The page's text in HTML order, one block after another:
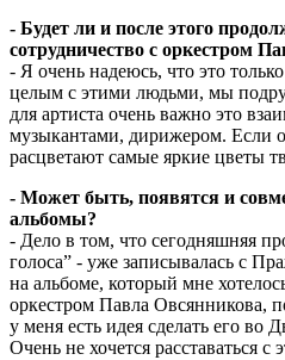
- Будет ли и после этого
сотрудничество с оркестром
- Я очень надеюсь, что это
целым с этими людьми, мы
для артиста очень важно это
музыкантами, дирижером. Если
расцветают самые яркие цветы
- Может быть, появятся и
альбомы?
- Дело в том, что сегодняшняя
голоса” - уже записывалась с
на альбоме, который мне
оркестром Павла Овсянникова,
у меня есть идея сделать его
Очень не хочется расставаться